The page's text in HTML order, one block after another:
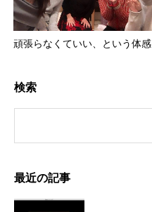
頑張らなくていい、という体感
検索
最近の記事